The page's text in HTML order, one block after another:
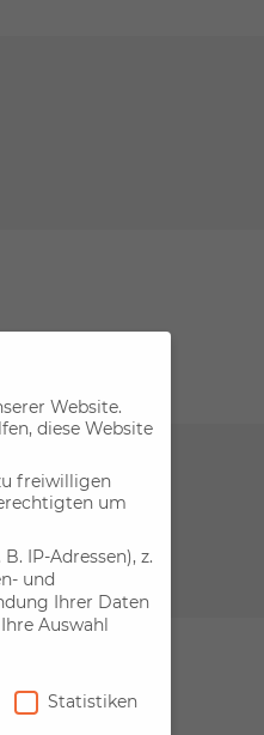
Website.
diese Website
freiwilligen
um
IP-Adressen), z.
und
Ihrer Daten
Auswahl
Statistiken